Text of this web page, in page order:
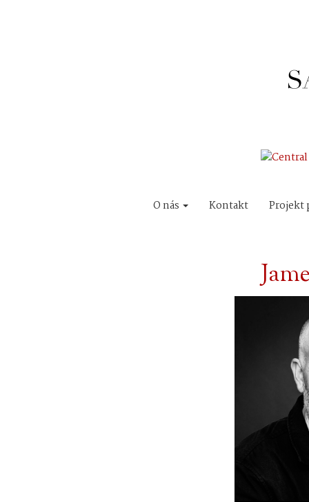
O nás Kontakt Projekt